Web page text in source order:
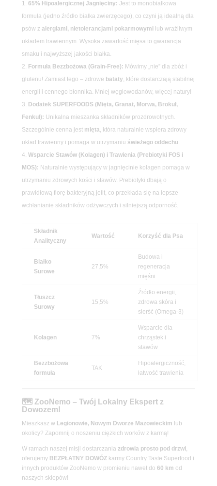
65% Hipoalergicznej Jagnięciny: Jest to monobiałkowa
formuła (jedno źródło białka zwierzęcego), co czyni ją idealną dla
psów z alergiami, nietolerancjami pokarmowymi lub wrażliwym
układem trawiennym. Wysoka zawartość mięsa to gwarancja
smaku i najwyższej jakości białka.
Formuła Bezzbożowa (Grain-Free): Mówimy „nie” dla zbóż i
glutenu! Zamiast tego – zdrowe bataty, które dostarczają stabilnej
energii i cennego błonnika. Mniej węglowodanów, więcej natury!
Dodatek SUPERFOODS (Mięta, Granat, Morwa, Brokuł,
Fenkuł): Unikalna mieszanka składników prozdrowotnych.
Szczególnie cenna jest mięta, która naturalnie wspiera zdrowy
układ trawienny i pomaga w utrzymaniu świeżego oddechu.
Wsparcie Stawów (Kolagen) i Trawienia (Prebiotyki FOS i
MOS): Naturalnie występujący w jagnięcinie kolagen pomaga w
utrzymaniu zdrowych kości i stawów. Prebiotyki dbają o
prawidłową florę bakteryjną jelit, co przekłada się na lepsze
wchłanianie składników odżywczych i silniejszą odporność.
Składnik
Analityczny
Wartość Korzyść dla Psa
Białko
Surowe
27,5%
Budowa i
regeneracja
mięśni
Tłuszcz
Surowy
15,5%
Źródło energii,
zdrowa skóra i
sierść (Omega-3)
Kolagen 7%
Wsparcie dla
chrząstek i
stawów
Bezzbożowa
formuła
TAK
Hipoalergiczność,
łatwość trawienia
🗺️ ZooNemo – Twój Lokalny Ekspert z
Dowozem!
Mieszkasz w Legionowie, Nowym Dworze Mazowieckim lub
okolicy? Zapomnij o noszeniu ciężkich worków z karmą!
W ramach naszej misji dostarczania zdrowia prosto pod drzwi,
oferujemy BEZPŁATNY DOWÓZkarmy Country Taste Superfood i
innych produktów ZooNemo w promieniu nawet do 60 km od
naszych sklepów!